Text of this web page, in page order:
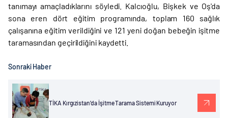
tanımayı amaçladıklarını söyledi. Kalcıoğlu, Bişkek ve Oş'da
sona eren dört eğitim programında, toplam 160 sağlık
çalışanına eğitim verildiğini ve 121 yeni doğan bebeğin işitme
taramasından geçirildiğini kaydetti.
Sonraki Haber
TİKA Kırgızistan’da İşitme Tarama Sistemi Kuruyor